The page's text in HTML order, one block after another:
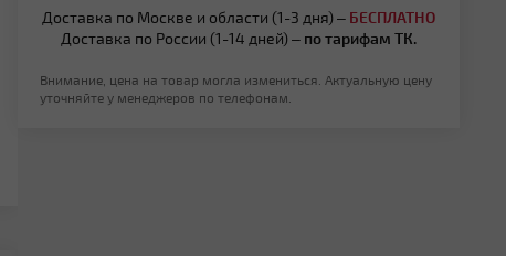
Доставка по Москве и области (1-3 дня) – БЕСПЛАТНО
Доставка по России (1-14 дней) – по тарифам ТК.
Внимание, цена на товар могла измениться. Актуальную цену
уточняйте у менеджеров по телефонам.